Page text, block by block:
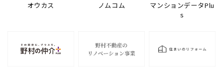
オウカス ノムコム
マンションデータPlu
s